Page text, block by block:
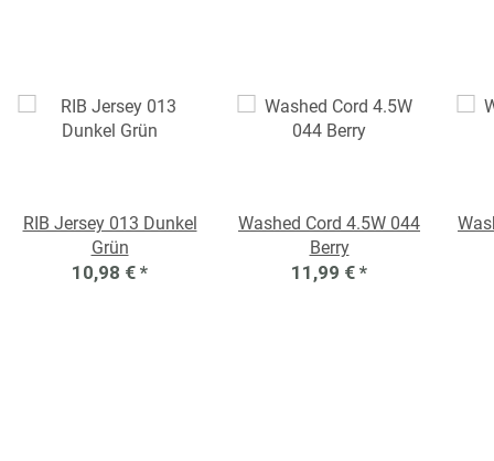
RIB Jersey 013 Dunkel
Grün
10,98 € *
Washed Cord 4.5W 044
Berry
11,99 € *